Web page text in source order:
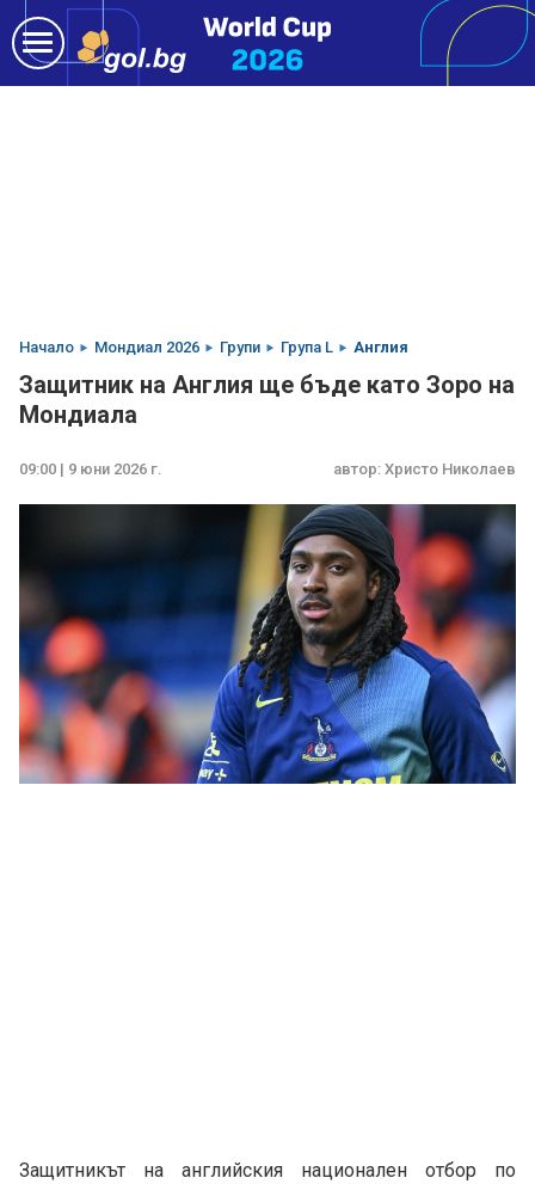
Начало Мондиал 2026 Групи Група L Англия
Защитник на Англия ще бъде като Зоро на
Мондиала
09:00 | 9 юни 2026 г. автор: Христо Николаев
Защитникът на английския национален отбор по